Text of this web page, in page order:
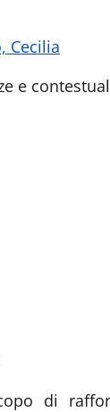
Cecilia
e
di